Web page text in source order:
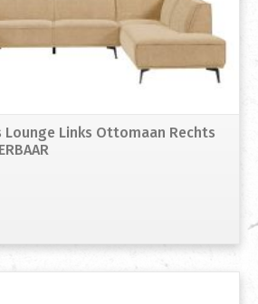
Lounge Links Ottomaan Rechts